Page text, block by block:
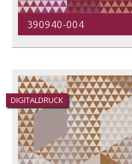
390940-004
DIGITALDRUCK